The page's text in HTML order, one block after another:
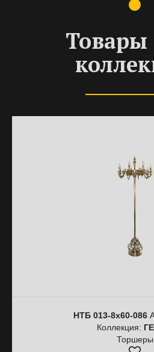
Товары
НТБ 013-8х60-086
Коллекция:
Торшеры